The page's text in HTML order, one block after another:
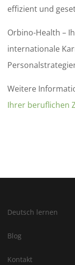
effizient und
Orbino-Health –
internationale
Weitere
Ihrer beruflichen
Deutsch lernen
Blog
Kontakt